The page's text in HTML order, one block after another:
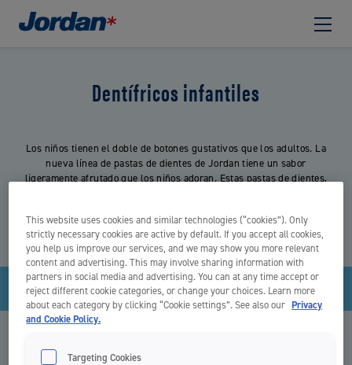
Dentífricos infantiles
Los niños tienen el doble de botones gustativos que los adultos. La
nueva línea de pastas de dientes de Jordan tiene un sabor
ligeramente afrutado que los niños adoran. Estas pastas de dientes,
Filtrar y clasificar por título
This website uses cookies and similar technologies (“cookies”). Only
strictly necessary cookies are active by default. If you accept all cookies,
you help us improve our services, and we may show you more relevant
content and advertising. This may involve sharing information with
partners in social media and advertising. You can at any time accept or
reject different cookie categories, or change your choices. Learn more
about each category by clicking “Cookie settings”. See also our Privacy
and Cookie Policy.
Targeting Cookies